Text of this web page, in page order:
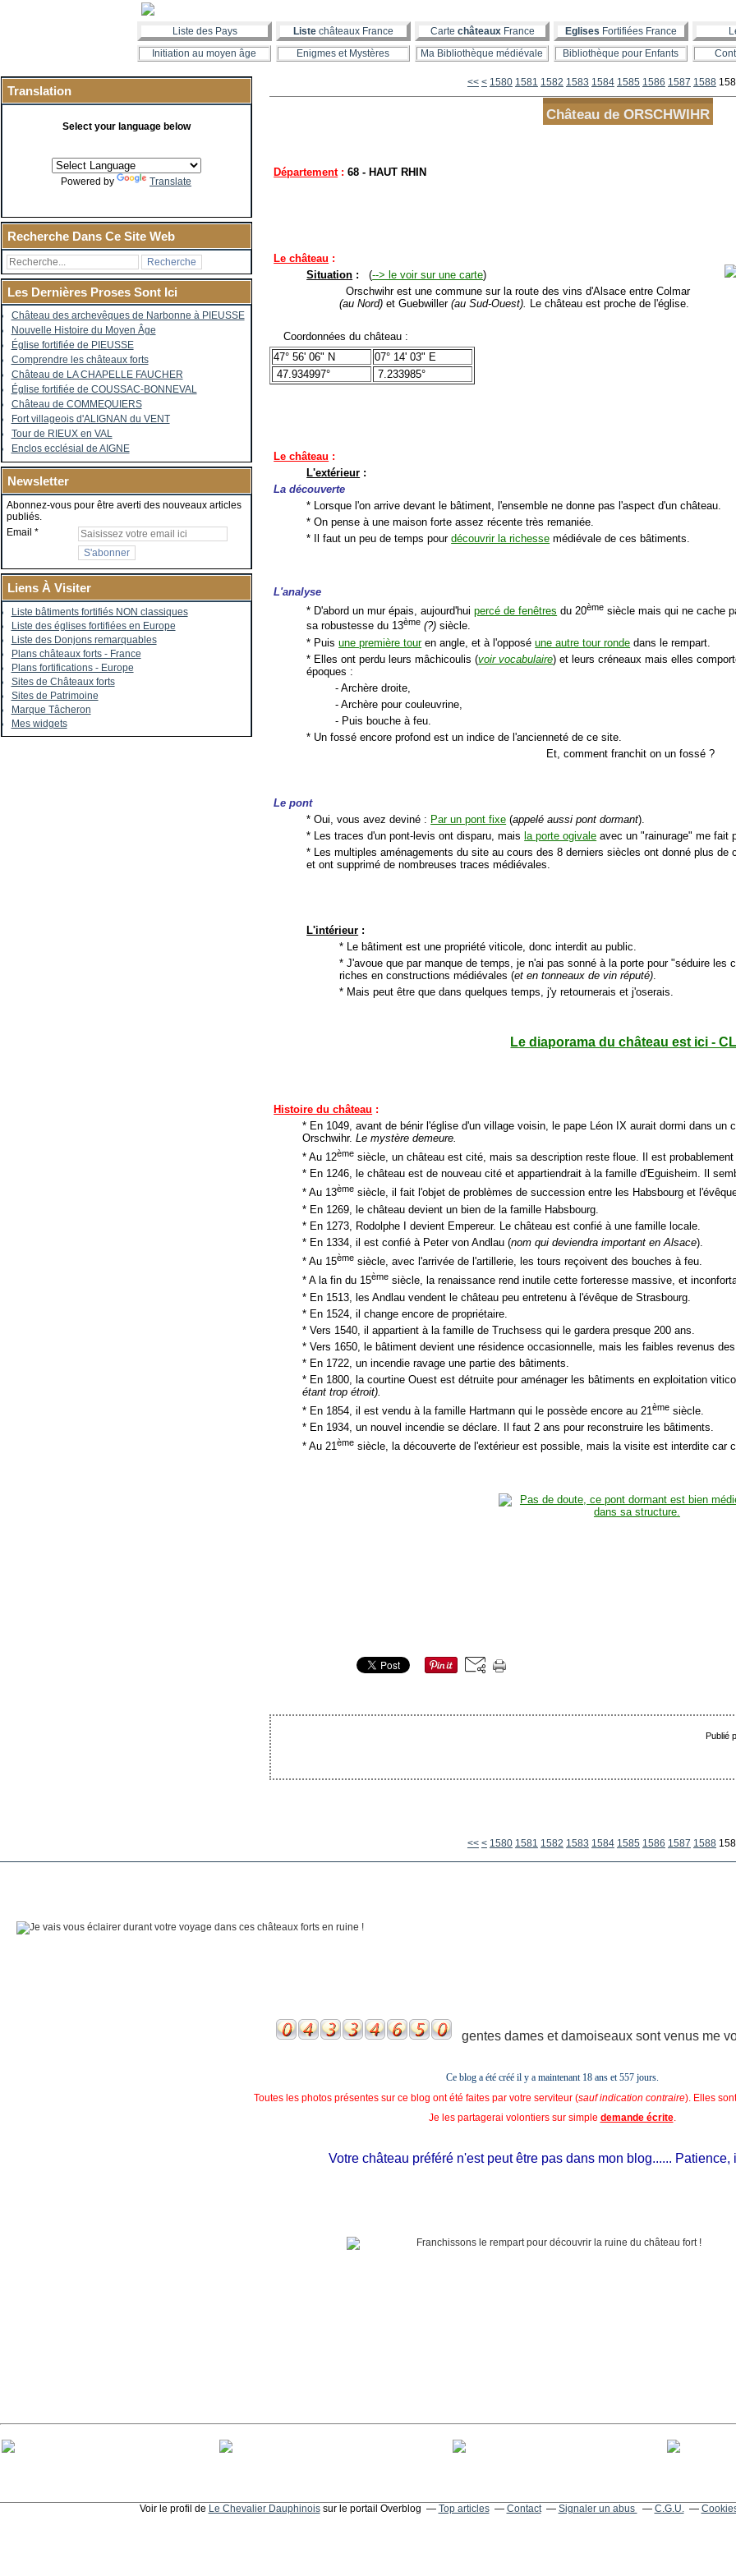
Liste des Pays Liste châteaux France Carte châteauxFrance Eglises Fortifiées France
Initiation au moyen âge
Enigmes et Mystères Ma Bibliothèque médiévale Bibliothèque pour Enfants
Translation
Select your language below
Powered by Translate
Recherche Dans Ce Site Web
Les Dernières Proses Sont Ici
Château des archevêques de Narbonne à PIEUSSE
Nouvelle Histoire du Moyen Âge
Église fortifiée de PIEUSSE
Comprendre les châteaux forts
Château de LA CHAPELLE FAUCHER
Église fortifiée de COUSSAC-BONNEVAL
Château de COMMEQUIERS
Fort villageois d'ALIGNAN du VENT
Tour de RIEUX en VAL
Enclos ecclésial de AIGNE
Newsletter
Abonnez-vous pour être averti des nouveaux articles
publiés.
Email
Liens À Visiter
Liste bâtiments fortifiés NON classiques
Liste des églises fortifiées en Europe
Liste des Donjons remarquables
Plans châteaux forts - France
Plans fortifications - Europe
Sites de Châteaux forts
Sites de Patrimoine
Marque Tâcheron
Mes widgets
<< < 1500
1510
1520
1530
1540
1550
1560
1570
1580 1581 1582 1583 1584 1585 1586 1587 1588
Château de ORSCHWIHR
Département: 68 - HAUT RHIN
Le château :
Situation : (--> le voir sur une carte)
Orschwihr est une commune sur la route des vins d'Alsace entre Colmar
(au Nord) et Guebwiller(au Sud-Ouest). Le château est proche de l'église.
Coordonnées du château :
47° 56' 06" N
07° 14' 03" E
47.934997°
7.233985°
Le château :
L'extérieur :
La découverte
* Lorsque l'on arrive devant le bâtiment, l'ensemble ne donne pas l'aspect d'un château.
* On pense à une maison forte assez récente très remaniée.
* Il faut un peu de temps pourdécouvrir la richesse médiévale de ces bâtiments.
L'analyse
* D'abord un mur épais, aujourd'huipercé de fenêtres du 20ème siècle mais qui ne cache
sa robustesse du 13ème (?) siècle.
* Puisune première touren angle, et à l'opposéune autre tour ronde dans le rempart.
* Elles ont perdu leurs mâchicoulis (voir vocabulaire) et leurs créneaux mais elles
époques :
- Archère droite,
- Archère pour couleuvrine,
- Puis bouche à feu.
* Un fossé encore profond est un indice de l'ancienneté de ce site.
Et, comment franchit on un fossé ?
Le pont
* Oui, vous avez deviné : Par un pont fixe (appelé aussi pont dormant).
* Les traces d'un pont-levis ont disparu, mais la porte ogivale avec un "rainurage" me fait
* Les multiples aménagements du site au cours des 8 derniers siècles ont donné plus de
et ont supprimé de nombreuses traces médiévales.
L'intérieur :
* Le bâtiment est une propriété viticole, donc interdit au public.
* J'avoue que par manque de temps, je n'ai pas sonné à la porte pour "séduire
riches en constructions médiévales (et en tonneaux de vin réputé)
* Mais peut être que dans quelques temps, j'y retournerais et j'oserais.
Le diaporama du château est ici -
Histoire du château :
* En 1049, avant de bénir l'église d'un village voisin, le pape Léon IX aurait dormi dans un
Orschwihr.Le mystère demeure.
* Au 12ème siècle, un château est cité, mais sa description reste floue. Il est probablement
* En 1246, le château est de nouveau cité et appartiendrait à la famille d'Eguisheim. Il
* Au 13ème siècle, il fait l'objet de problèmes de succession entre les Habsbourg et
* En 1269, le château devient un bien de la famille Habsbourg.
* En 1273, Rodolphe I devient Empereur. Le château est confié à une famille locale.
* En 1334, il est confié à Peter von Andlau (nom qui deviendra important en Alsace).
* Au 15ème siècle, avec l'arrivée de l'artillerie, les tours reçoivent des bouches à feu.
* A la fin du 15ème siècle, la renaissance rend inutile cette forteresse massive, et
* En 1513, les Andlau vendent le château peu entretenu à l'évêque de Strasbourg.
* En 1524, il change encore de propriétaire.
* Vers 1540, il appartient à la famille de Truchsess qui le gardera presque 200 ans.
* Vers 1650, le bâtiment devient une résidence occasionnelle, mais les faibles revenus
* En 1722, un incendie ravage une partie des bâtiments.
* En 1800, la courtine Ouest est détruite pour aménager les bâtiments en exploitation
étant trop étroit).
* En 1854, il est vendu à la famille Hartmann qui le possède encore au 21ème siècle.
* En 1934, un nouvel incendie se déclare. Il faut 2 ans pour reconstruire les bâtiments.
* Au 21ème siècle, la découverte de l'extérieur est possible, mais la visite est interdite car
Publié
<< < 1500
1510
1520
1530
1540
1550
1560
1570
1580 1581 1582 1583 1584 1585 1586 1587 1588
gentes dames et damoiseaux sont venus me
Ce blog a été créé il y a maintenant 18 ans et557 jours.
Toutes les photos présentes sur ce blog ont été faites par votre serviteur (sauf indication contraire). Elles
Je les partagerai volontiers sur simple demande écrite.
Votre château préféré n'est peut être pas dans mon blog...... Patience, il
Voir le profil de Le Chevalier Dauphinoissur le portail Overblog Top articles Contact Signaler un abus C.G.U.